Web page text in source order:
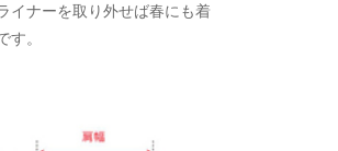
イナーを取り外せば春にも着
す。